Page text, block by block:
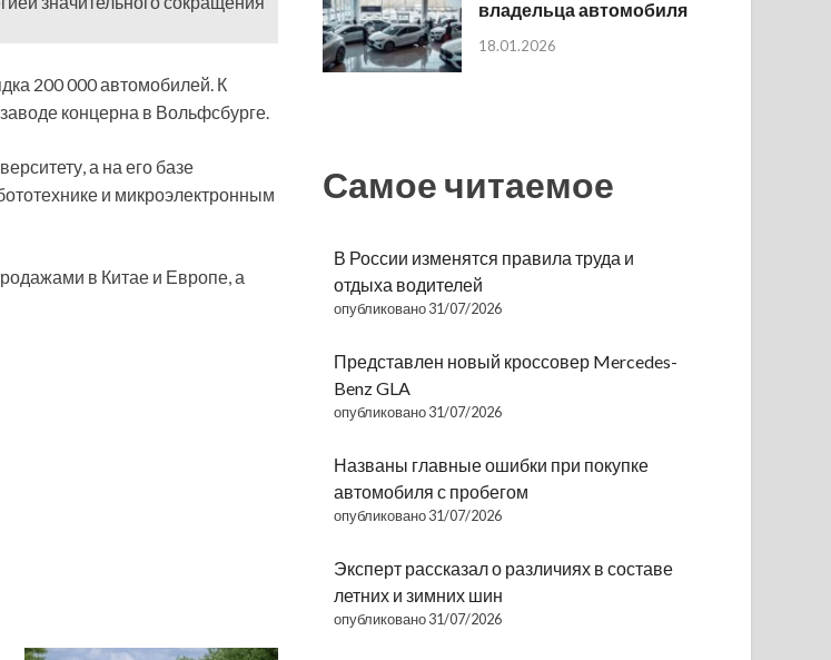
200 000 автомобилей. К
концерна в Вольфсбурге.
а на его базе
и микроэлектронным
в Китае и Европе, а
владельца автомобиля
18.01.2026
Самое читаемое
В России изменятся правила труда и
отдыха водителей
опубликовано 31/07/2026
Представлен новый кроссовер Mercedes-
Benz GLA
опубликовано 31/07/2026
Названы главные ошибки при покупке
автомобиля с пробегом
опубликовано 31/07/2026
Эксперт рассказал о различиях в составе
летних и зимних шин
опубликовано 31/07/2026